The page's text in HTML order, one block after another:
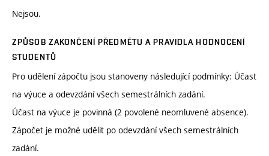
Nejsou.
ZPŮSOB ZAKONČENÍ PŘEDMĚTU A PRAVIDLA HODNOCENÍ
STUDENTŮ
Pro udělení zápočtu jsou stanoveny následující podmínky: Účast
na výuce a odevzdání všech semestrálních zadání.
Účast na výuce je povinná (2 povolené neomluvené absence).
Zápočet je možné udělit po odevzdání všech semestrálních
zadání.